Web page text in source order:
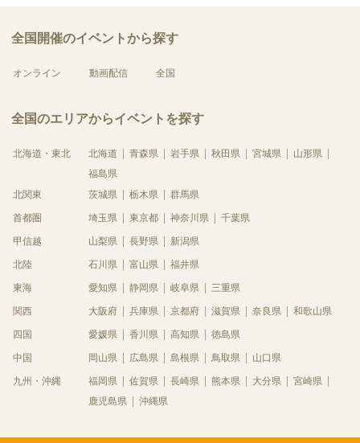
全国開催のイベントから探す
オンライン 動画配信 全国
全国のエリアからイベントを探す
北海道・東北 北海道 青森県 岩手県 秋田県 宮城県
山形県
福島県
北関東
茨城県 栃木県 群馬県
首都圏 埼玉県 東京都 神奈川県 千葉県
甲信越 山梨県 長野県 新潟県
北陸 石川県 富山県 福井県
東海 愛知県 静岡県 岐阜県 三重県
関西 大阪府 兵庫県 京都府 滋賀県 奈良県 和歌山県
四国 愛媛県 香川県 高知県 徳島県
中国 岡山県 広島県 島根県 鳥取県 山口県
九州・沖縄 福岡県 佐賀県 長崎県 熊本県 大分県
宮崎県
鹿児島県
沖縄県